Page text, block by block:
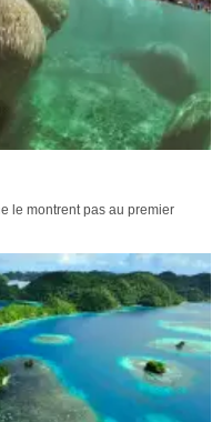
le montrent pas au premier